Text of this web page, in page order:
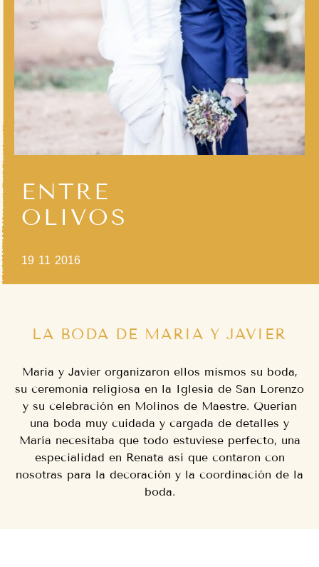
ENTRE
OLIVOS
19 11 2016
LA BODA DE MARIA Y JAVIER
María y Javier organizaron ellos mismos su boda,
su ceremonia religiosa en la Iglesia de San Lorenzo
y su celebración en Molinos de Maestre. Querían
una boda muy cuidada y cargada de detalles y
María necesitaba que todo estuviese perfecto, una
especialidad en Renata así que contaron con
nosotras para la decoración y la coordinación de la
boda.